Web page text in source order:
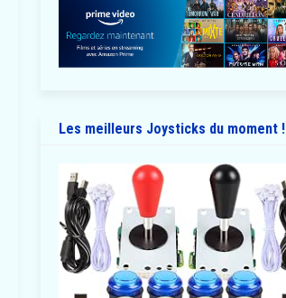
Les meilleurs Joysticks du moment !